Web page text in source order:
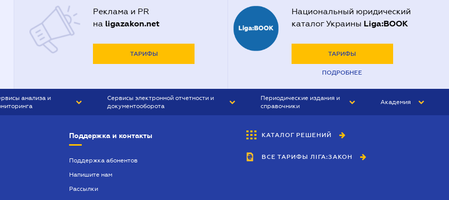
Реклама и PR
на ligazakon.net
ТАРИФЫ
Национальный юридический
каталог Украины Liga:BOOK
ТАРИФЫ
ПОДРОБНЕЕ
анализа и
Сервисы электронной отчетности и
документооборота
Периодические издания и
справочники
БУХГАЛТЕР&ЗАКОН
ВЕСТНИК МСФО
Академия
Поддержка и контакты
Поддержка абонентов
Напишите нам
Рассылки
КАТАЛОГ РЕШЕНИЙ
ВСЕ ТАРИФЫ ЛІГА:ЗАКОН